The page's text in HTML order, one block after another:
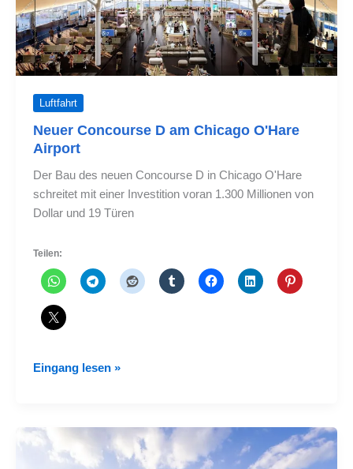
Lauderdale
Luftfahrt
Neuer Concourse D am Chicago O'Hare
Airport
Der Bau des neuen Concourse D in Chicago O'Hare
schreitet mit einer Investition voran 1.300 Millionen von
Dollar und 19 Türen
Teilen:
Neuer
Chicago
O'Hare
Eingang lesen »